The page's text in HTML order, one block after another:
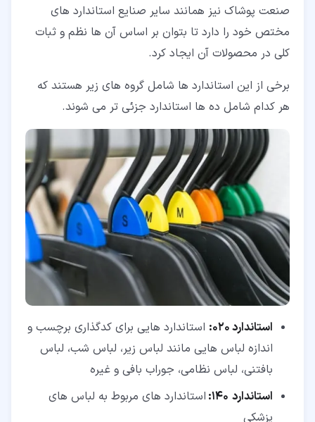
صنعت پوشاک نیز همانند سایر صنایع استاندارد های
مختص خود را دارد تا بتوان بر اساس آن ها نظم و ثبات
کلی در محصولات آن ایجاد کرد.
برخی از این استاندارد ها شامل گروه های زیر هستند که
هر کدام شامل ده ها استاندارد جزئی تر می شوند.
استاندارد020: استاندارد هایی برای کدگذاری برچسب و
اندازه لباس هایی مانند لباس زیر، لباس شب، لباس
بافتنی، لباس نظامی، جوراب بافی و غیره
استاندارد 140
: استاندارد های مربوط به لباس های
پزشکی